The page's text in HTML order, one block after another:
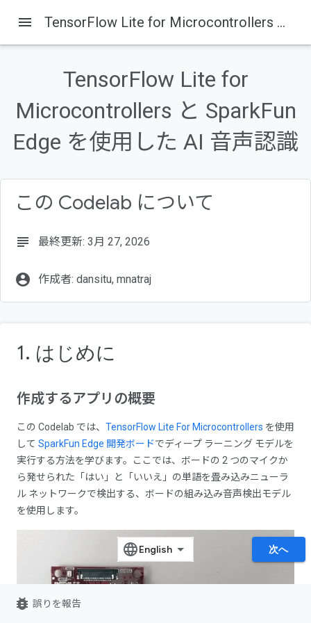
このページの内容
1. はじめに
作成するアプリの概要
マイクロコントローラでの ML
TensorFlow Lite For Microcontrollers（ソフトウェア）
menu TensorFlow Lite for Microcontrollers と SparkFun Edge を使用した AI 音声認識
TensorFlow Lite for
Microcontrollers と SparkFun
Edge を使用した AI 音声認識
この Codelab について
subject 最終更新: 3月 27, 2026
account_circle 作成者: dansitu, mnatraj
1. はじめに
作成するアプリの概要
この Codelab では、 TensorFlow Lite For Microcontrollers を使用
して SparkFun Edge 開発ボードでディープ ラーニング モデルを
実行する方法を学びます。ここでは、ボードの 2 つのマイクか
ら発せられた「はい」と「いいえ」の単語を畳み込みニューラ
ル ネットワークで検出する、ボードの組み込み音声検出モデル
を使用します。
次へ
bug_report 誤りを報告